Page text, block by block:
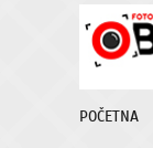
POČETNA